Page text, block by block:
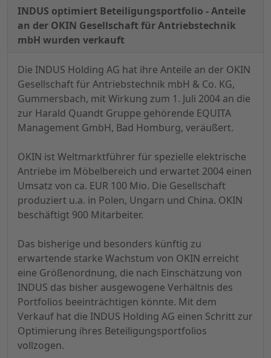
INDUS optimiert Beteiligungsportfolio - Anteile
an der OKIN Gesellschaft für Antriebstechnik
mbH wurden verkauft
Die INDUS Holding AG hat ihre Anteile an der OKIN
Gesellschaft für Antriebstechnik mbH & Co. KG,
Gummersbach, mit Wirkung zum 1. Juli 2004 an die
zur Harald Quandt Gruppe gehörende EQUITA
Management GmbH, Bad Homburg, veräußert.
OKIN ist Weltmarktführer für spezielle elektrische
Antriebe im Möbelbereich und erwartet 2004 einen
Umsatz von ca. EUR 100 Mio. Die Gesellschaft
produziert u.a. in Polen, Ungarn und China. OKIN
beschäftigt 900 Mitarbeiter.
Das bisherige und besonders künftig zu
erwartende starke Wachstum von OKIN erreicht
eine Größenordnung, die nach Einschätzung von
INDUS das bisher ausgewogene Verhältnis des
Portfolios beeinträchtigen könnte. Mit dem
Verkauf hat die INDUS Holding AG einen Schritt zur
Optimierung ihres Beteiligungsportfolios
vollzogen.